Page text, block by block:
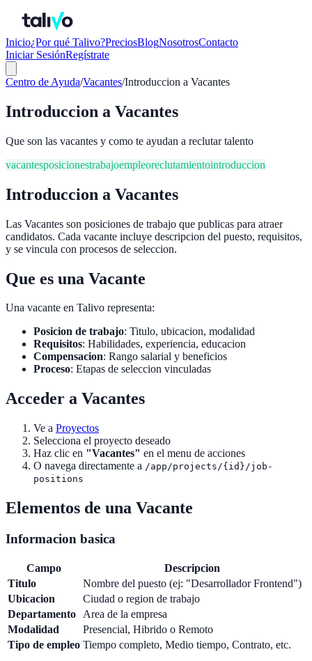
Inicio¿Por qué Talivo?PreciosBlogNosotrosContacto
Iniciar SesiónRegístrate
Centro de Ayuda/Vacantes/Introduccion a Vacantes
Introduccion a Vacantes
Que son las vacantes y como te ayudan a reclutar talento
vacantesposicionestrabajoempleoreclutamientointroduccion
Introduccion a Vacantes
Las Vacantes son posiciones de trabajo que publicas para atraer
candidatos. Cada vacante incluye descripcion del puesto, requisitos,
y se vincula con procesos de seleccion.
Que es una Vacante
Una vacante en Talivo representa:
Posicion de trabajo: Titulo, ubicacion, modalidad
Requisitos: Habilidades, experiencia, educacion
Compensacion: Rango salarial y beneficios
Proceso: Etapas de seleccion vinculadas
Acceder a Vacantes
Ve a Proyectos
Selecciona el proyecto deseado
Haz clic en "Vacantes" en el menu de acciones
O navega directamente a /app/projects/{id}/job-
positions
Elementos de una Vacante
Informacion basica
Campo
Descripcion
Titulo
Nombre del puesto (ej: "Desarrollador Frontend")
Ubicacion
Ciudad o region de trabajo
Departamento
Area de la empresa
Modalidad
Presencial, Hibrido o Remoto
Tipo de empleo Tiempo completo, Medio tiempo, Contrato, etc.